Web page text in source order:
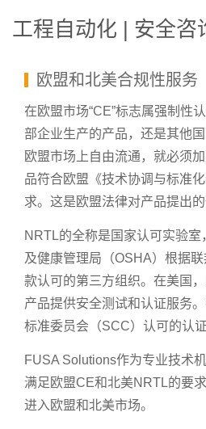
工程自动化 | 安全咨
欧盟和北美合规性服务
在欧盟市场“CE”标志属强制性
部企业生产的产品，还是其他
欧盟市场上自由流通，就必须
品符合欧盟《技术协调与标准
求。这是欧盟法律对产品提出的
NRTL的全称是国家认可实验
及健康管理局（OSHA）根据
款认可的第三方组织。在美国
产品提供安全测试和认证服务
标准委员会（SCC）认可的认
FUSA Solutions作为专业技术
满足欧盟CE和北美NRTL的要
进入欧盟和北美市场。